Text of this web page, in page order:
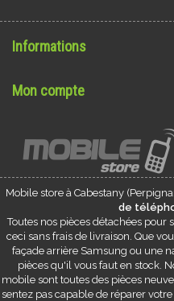
Informations
Mon compte
Mobile store à Cabestany
de
Toutes nos pièces détachées pour
ceci sans frais de livraison. Que
façade arrière Samsung ou une
pièces qu'il vous faut en stock.
mobile sont toutes des pièces
sentez pas capable de réparer